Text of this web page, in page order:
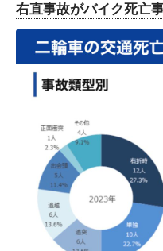
右直事故がバイク死亡